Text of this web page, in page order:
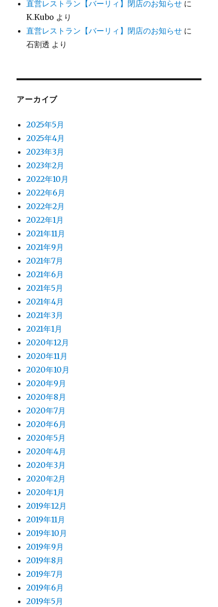
直営レストラン【バーリィ】閉店のお知らせ に
K.Kubo より
直営レストラン【バーリィ】閉店のお知らせ に
石割透 より
アーカイブ
2025年5月
2025年4月
2023年3月
2023年2月
2022年10月
2022年6月
2022年2月
2022年1月
2021年11月
2021年9月
2021年7月
2021年6月
2021年5月
2021年4月
2021年3月
2021年1月
2020年12月
2020年11月
2020年10月
2020年9月
2020年8月
2020年7月
2020年6月
2020年5月
2020年4月
2020年3月
2020年2月
2020年1月
2019年12月
2019年11月
2019年10月
2019年9月
2019年8月
2019年7月
2019年6月
2019年5月